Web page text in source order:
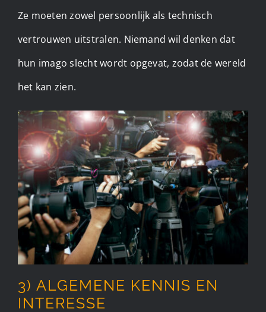
Ze moeten zowel persoonlijk als technisch
vertrouwen uitstralen. Niemand wil denken dat
hun imago slecht wordt opgevat, zodat de wereld
het kan zien.
3) ALGEMENE KENNIS EN
INTERESSE